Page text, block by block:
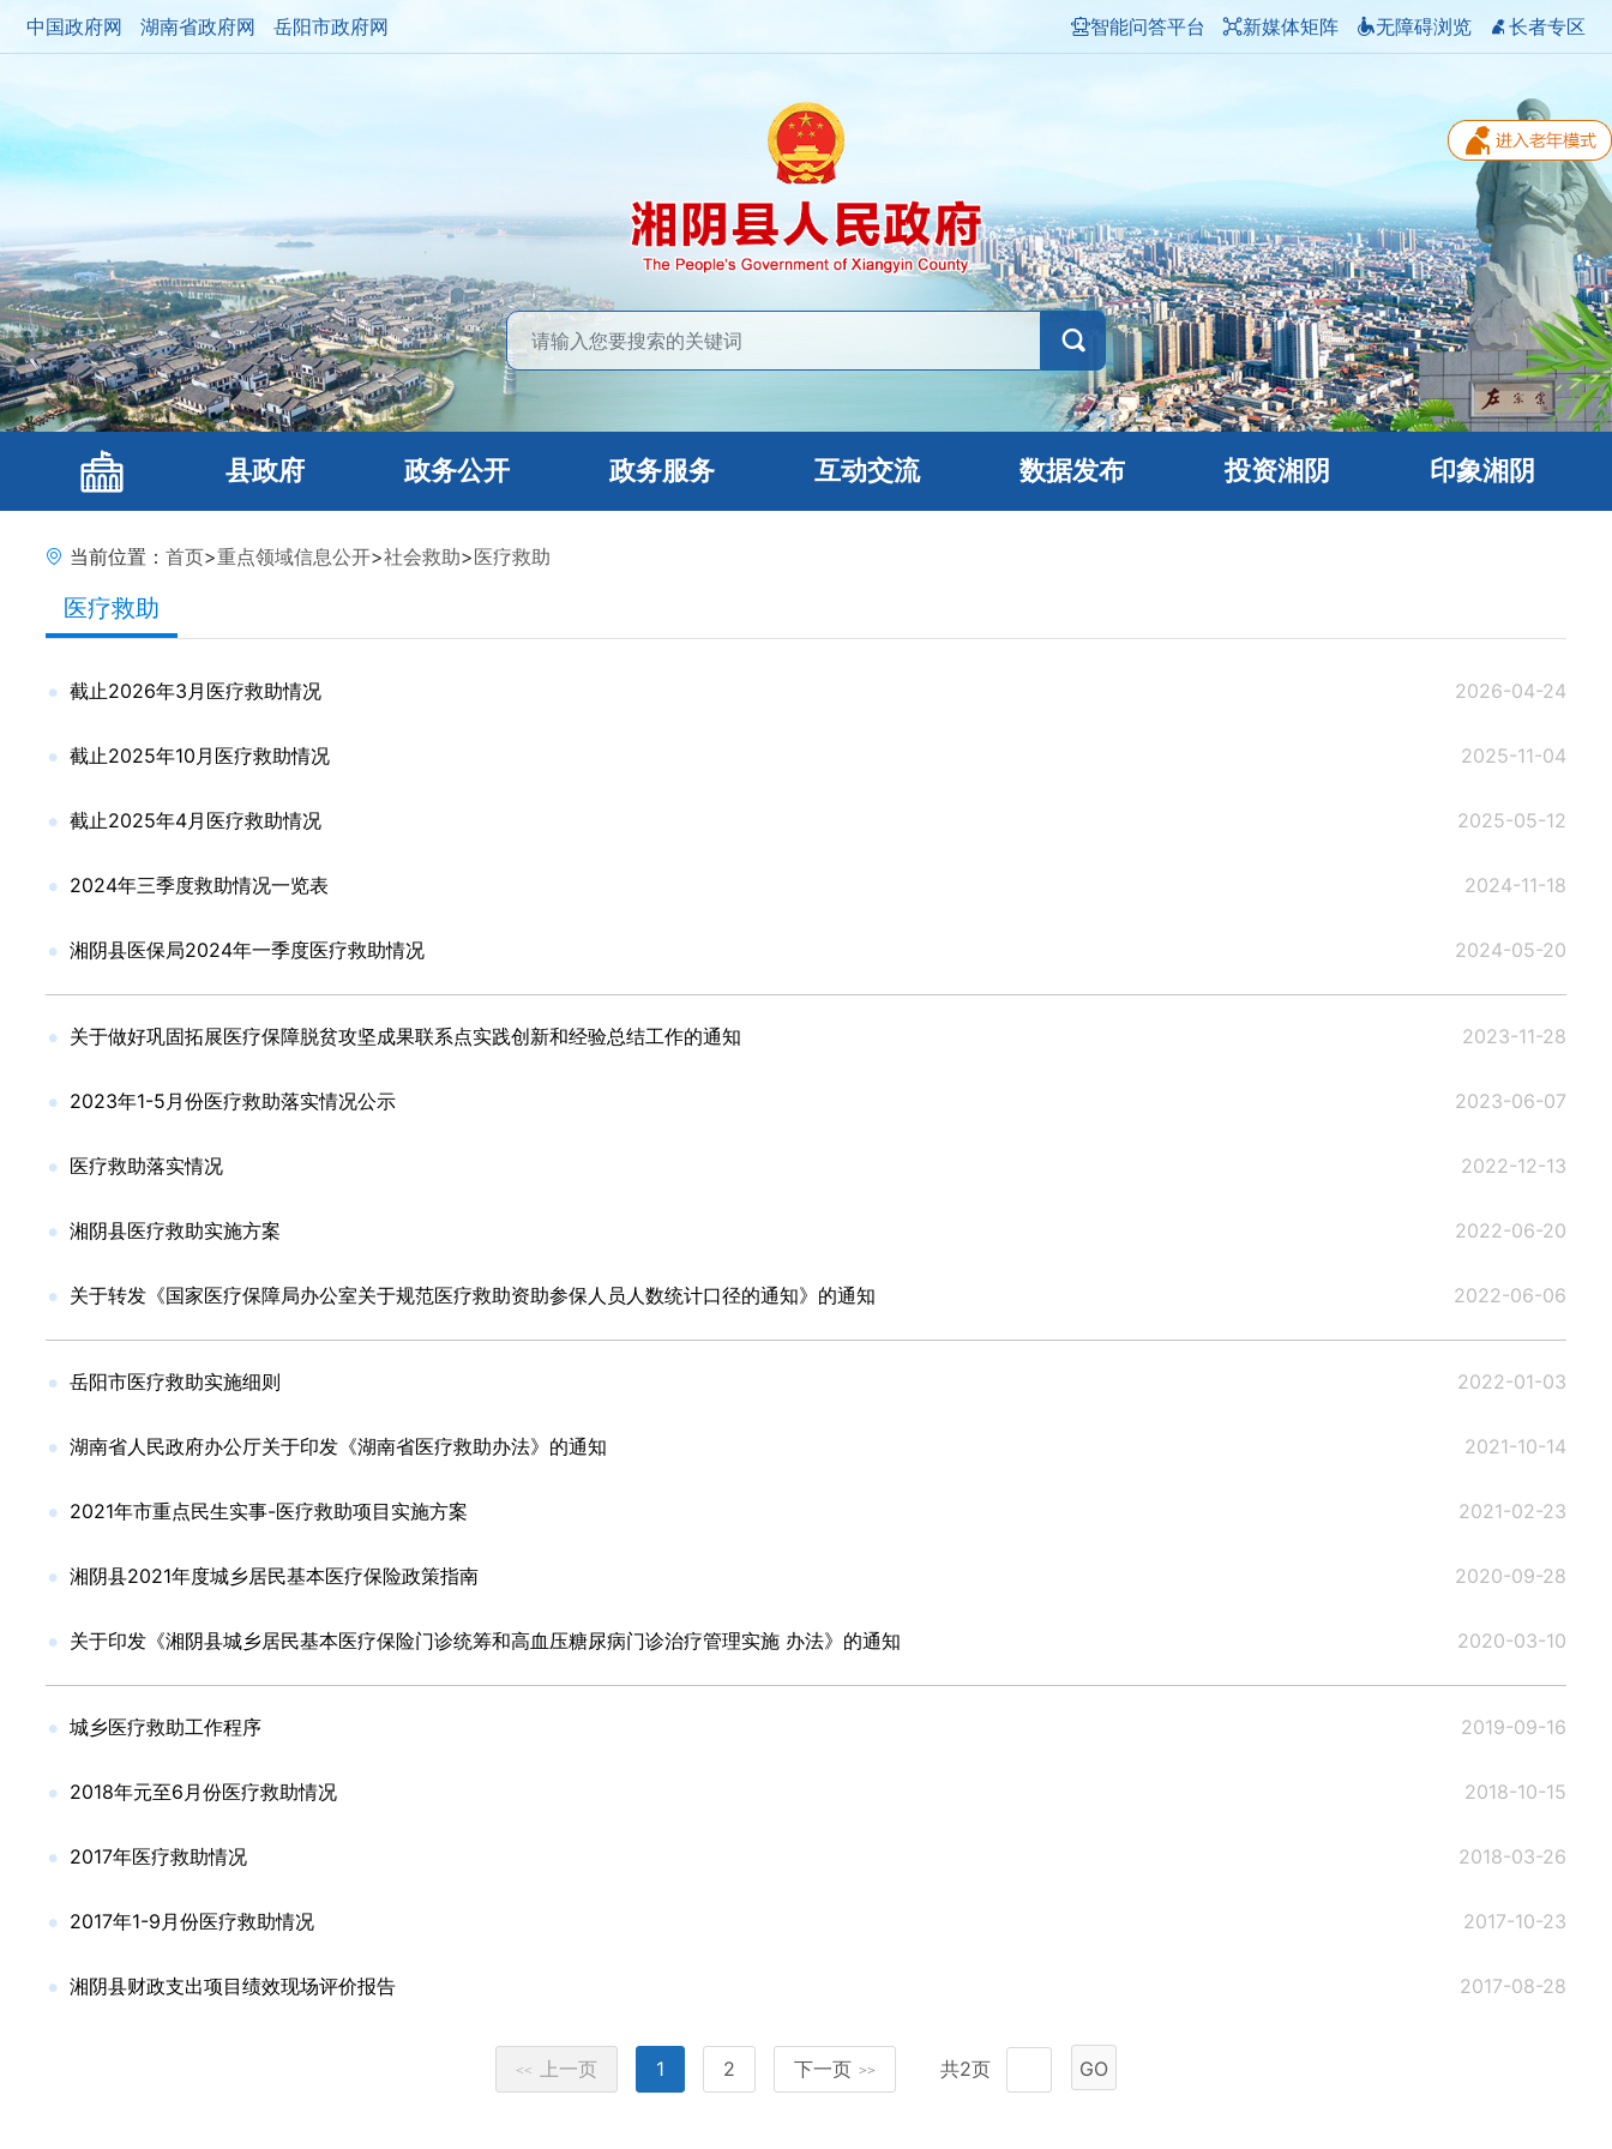
中国政府网 湖南省政府网 岳阳市政府网 智能问答平台 新媒体矩阵 无障碍浏览 长者专区
县政府 政务公开 政务服务 互动交流 数据发布 投资湘阴 印象湘阴
当前位置： 首页>重点领域信息公开>社会救助>医疗救助
医疗救助
截止2026年3月医疗救助情况 2026-04-24
截止2025年10月医疗救助情况 2025-11-04
截止2025年4月医疗救助情况 2025-05-12
2024年三季度救助情况一览表 2024-11-18
湘阴县医保局2024年一季度医疗救助情况 2024-05-20
关于做好巩固拓展医疗保障脱贫攻坚成果联系点实践创新和经验总结工作的通知 2023-11-28
2023年1-5月份医疗救助落实情况公示 2023-06-07
医疗救助落实情况 2022-12-13
湘阴县医疗救助实施方案 2022-06-20
关于转发《国家医疗保障局办公室关于规范医疗救助资助参保人员人数统计口径的通知》的通知 2022-06-06
岳阳市医疗救助实施细则 2022-01-03
湖南省人民政府办公厅关于印发《湖南省医疗救助办法》的通知 2021-10-14
2021年市重点民生实事-医疗救助项目实施方案 2021-02-23
湘阴县2021年度城乡居民基本医疗保险政策指南 2020-09-28
关于印发《湘阴县城乡居民基本医疗保险门诊统筹和高血压糖尿病门诊治疗管理实施 办法》的通知 2020-03-10
城乡医疗救助工作程序 2019-09-16
2018年元至6月份医疗救助情况 2018-10-15
2017年医疗救助情况 2018-03-26
2017年1-9月份医疗救助情况 2017-10-23
湘阴县财政支出项目绩效现场评价报告 2017-08-28
<< 上一页 1 2 下一页 >> 共2页 GO